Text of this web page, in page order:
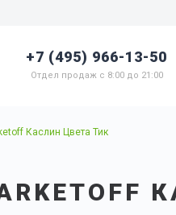
+7 (495) 966-13-50
Отдел продаж с 8:00 до 21:00
Каслин Цвета Тик